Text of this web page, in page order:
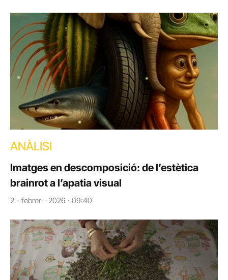
ANÀLISI
Imatges en descomposició: de l’estètica
brainrot a l’apatia visual
2 - febrer - 2026 · 09:40